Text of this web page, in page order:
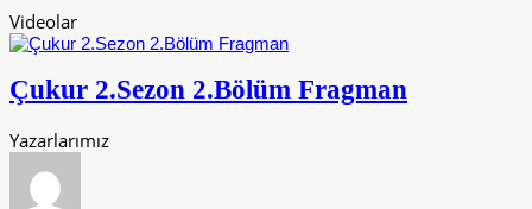
Videolar
Çukur 2.Sezon 2.Bölüm Fragman
Yazarlarımız